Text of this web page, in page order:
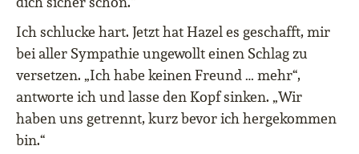
Ich schlucke hart. Jetzt hat Hazel es geschafft, mir
bei aller Sympathie ungewollt einen Schlag zu
versetzen. „Ich habe keinen Freund … mehr“,
antworte ich und lasse den Kopf sinken. „Wir
haben uns getrennt, kurz bevor ich hergekommen
bin.“